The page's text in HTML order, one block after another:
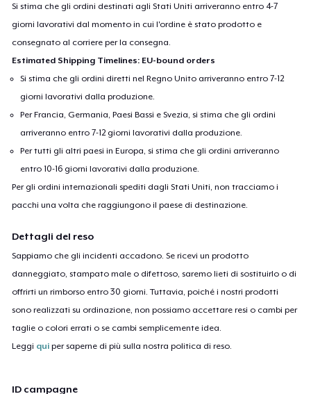
Si stima che gli ordini destinati agli Stati Uniti arriveranno entro 4-7
giorni lavorativi dal momento in cui l'ordine è stato prodotto e
consegnato al corriere per la consegna.
Estimated Shipping Timelines: EU-bound orders
Si stima che gli ordini diretti nel Regno Unito arriveranno entro 7-12
giorni lavorativi dalla produzione.
Per Francia, Germania, Paesi Bassi e Svezia, si stima che gli ordini
arriveranno entro 7-12 giorni lavorativi dalla produzione.
Per tutti gli altri paesi in Europa, si stima che gli ordini arriveranno
entro 10-16 giorni lavorativi dalla produzione.
Per gli ordini internazionali spediti dagli Stati Uniti, non tracciamo i
pacchi una volta che raggiungono il paese di destinazione.
Dettagli del reso
Sappiamo che gli incidenti accadono. Se ricevi un prodotto
danneggiato, stampato male o difettoso, saremo lieti di sostituirlo o di
offrirti un rimborso entro 30 giorni. Tuttavia, poiché i nostri prodotti
sono realizzati su ordinazione, non possiamo accettare resi o cambi per
taglie o colori errati o se cambi semplicemente idea.
Leggi qui per saperne di più sulla nostra politica di reso.
ID campagne